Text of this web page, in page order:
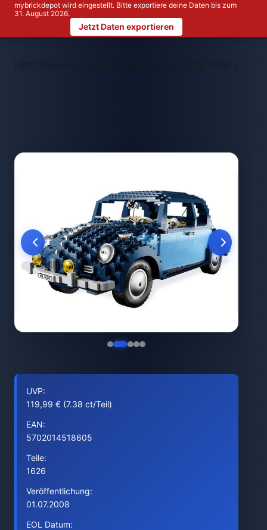
mybrickdepot wird eingestellt. Bitte exportiere deine Daten bis zum
31. August 2026.
Jetzt Daten exportieren
LEGO Themen > LEGO 10187
UVP:
119,99 € (7.38 ct/Teil)
EAN:
5702014518605
Teile:
1626
Veröffentlichung:
01.07.2008
EOL Datum: